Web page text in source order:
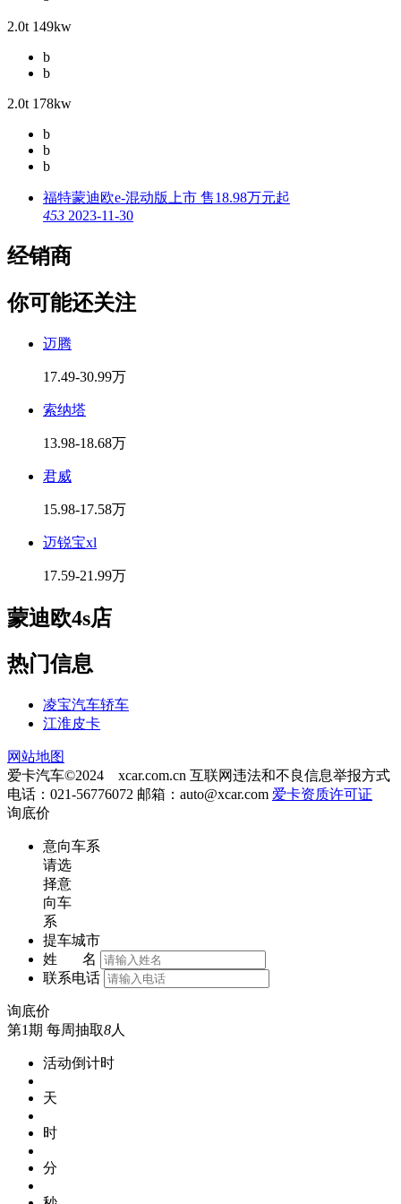
2.0t 149kw
b
b
2.0t 178kw
b
b
b
福特蒙迪欧e-混动版上市 售18.98万元起
453 2023-11-30
经销商
你可能还关注
迈腾
17.49-30.99万
索纳塔
13.98-18.68万
君威
15.98-17.58万
迈锐宝xl
17.59-21.99万
蒙迪欧4s店
热门信息
凌宝汽车轿车
江淮皮卡
网站地图
爱卡汽车©2024 xcar.com.cn 互联网违法和不良信息举报方式
电话：021-56776072 邮箱： auto@xcar.com 爱卡资质许可证
询底价
意向车系
请选
择意
向车
系
提车城市
姓 名
联系电话
询底价
第1期 每周抽取8人
活动倒计时
天
时
分